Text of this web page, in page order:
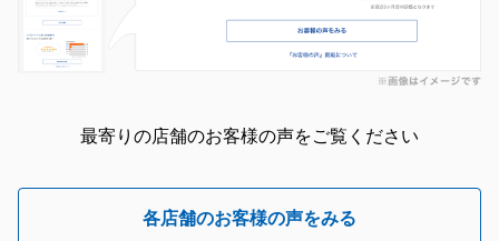
最寄りの店舗のお客様の声をご覧ください
各店舗のお客様の声をみる